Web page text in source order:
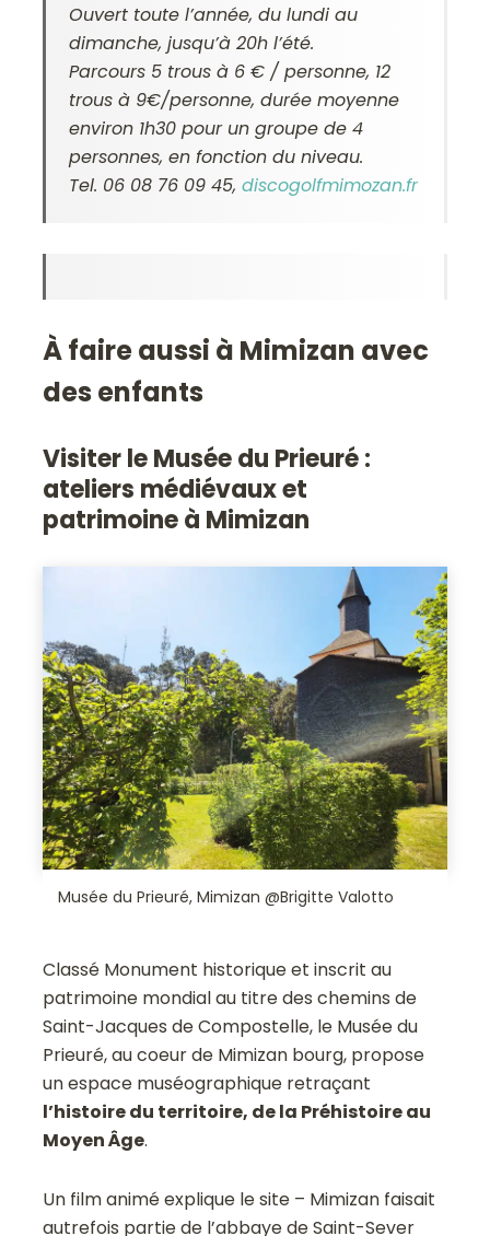
Ouvert toute l’année, du lundi au
dimanche, jusqu’à 20h l’été.
Parcours 5 trous à 6 € / personne, 12
trous à 9€/personne, durée moyenne
environ 1h30 pour un groupe de 4
personnes, en fonction du niveau.
Tel. 06 08 76 09 45,discogolfmimozan.fr
À faire aussi à Mimizan avec
des enfants
Visiter le Musée du Prieuré :
ateliers médiévaux et
patrimoine à Mimizan
Musée du Prieuré, Mimizan @Brigitte Valotto
Classé Monument historique et inscrit au
patrimoine mondial au titre des chemins de
Saint-Jacques de Compostelle, le Musée du
Prieuré, au coeur de Mimizan bourg, propose
un espace muséographique retraçant
l’histoire du territoire, de la Préhistoire au
Moyen Âge.
Un film animé explique le site – Mimizan faisait
autrefois partie de l’abbaye de Saint-Sever